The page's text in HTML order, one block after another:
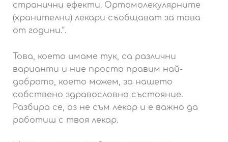
странични ефекти. Ортомолекулярните
(хранителни) лекари съобщават за това
от години.“.
Това, което имаме тук, са различни
варианти и ние просто правим най-
доброто, което можем, за нашето
собствено здравословно състояние.
Разбира се, аз не съм лекар и е важно да
работиш с твоя лекар.